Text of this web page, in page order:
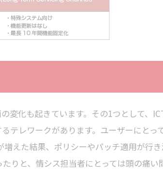
変化も起きています。その1つとして、
テレワークがあります。ユーザーにとっ
えた結果、ポリシーやパッチ適用が行
りと、情シス担当者にとっては頭の痛い